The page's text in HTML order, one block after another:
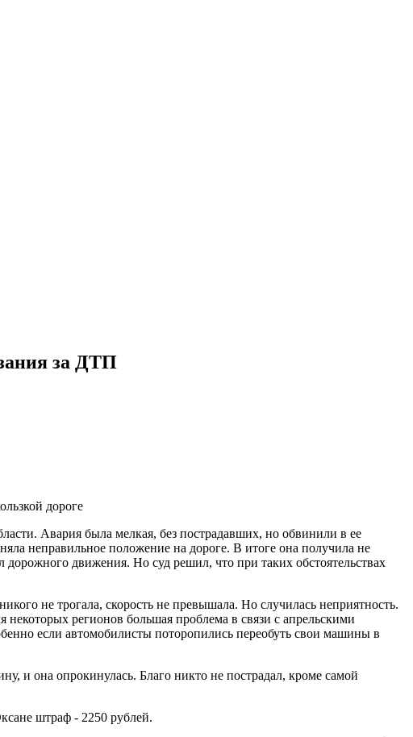
за ДТП
дороге
Авария была мелкая, без пострадавших, но обвинили в ее
неправильное положение на дороге. В итоге она получила не
движения. Но суд решил, что при таких обстоятельствах
не трогала, скорость не превышала. Но случилась неприятность.
некоторых регионов большая проблема в связи с апрельскими
если автомобилисты поторопились переобуть свои машины в
и она опрокинулась. Благо никто не пострадал, кроме самой
штраф - 2250 рублей.